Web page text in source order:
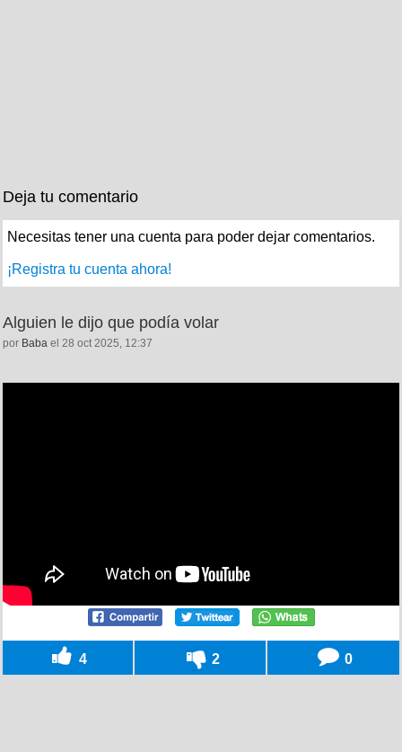
Deja tu comentario
Necesitas tener una cuenta para poder dejar comentarios.
¡Registra tu cuenta ahora!
Alguien le dijo que podía volar
por Baba el 28 oct 2025, 12:37
4 2 0